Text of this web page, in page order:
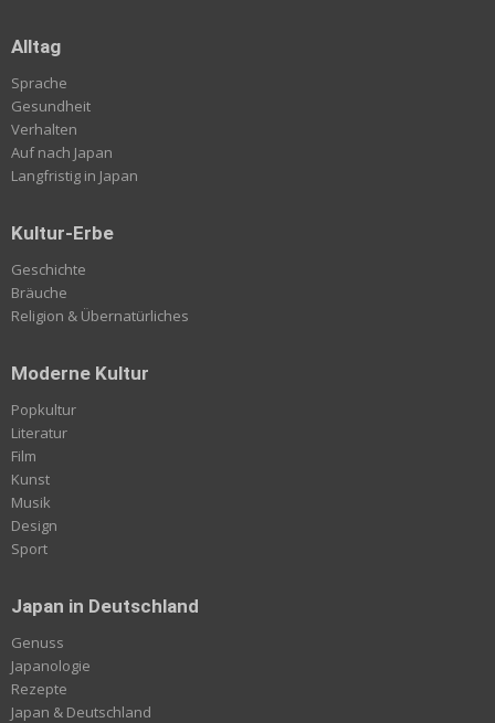
Alltag
Sprache
Gesundheit
Verhalten
Auf nach Japan
Langfristig in Japan
Kultur-Erbe
Geschichte
Bräuche
Religion & Übernatürliches
Moderne Kultur
Popkultur
Literatur
Film
Kunst
Musik
Design
Sport
Japan in Deutschland
Genuss
Japanologie
Rezepte
Japan & Deutschland